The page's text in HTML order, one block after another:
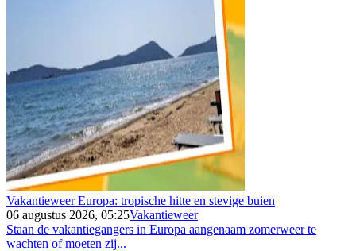
Vakantieweer Europa: tropische hitte en stevige buien
06 augustus 2026, 05:25Vakantieweer
Staan de vakantiegangers in Europa aangenaam zomerweer te
wachten of moeten zij...